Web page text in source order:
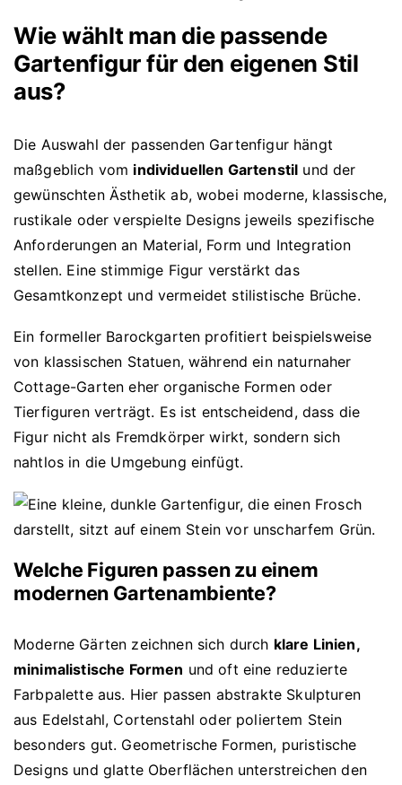
Wie wählt man die passende
Gartenfigur für den eigenen Stil
aus?
Die Auswahl der passenden Gartenfigur hängt
maßgeblich vom individuellen Gartenstil und der
gewünschten Ästhetik ab, wobei moderne, klassische,
rustikale oder verspielte Designs jeweils spezifische
Anforderungen an Material, Form und Integration
stellen. Eine stimmige Figur verstärkt das
Gesamtkonzept und vermeidet stilistische Brüche.
Ein formeller Barockgarten profitiert beispielsweise
von klassischen Statuen, während ein naturnaher
Cottage-Garten eher organische Formen oder
Tierfiguren verträgt. Es ist entscheidend, dass die
Figur nicht als Fremdkörper wirkt, sondern sich
nahtlos in die Umgebung einfügt.
Welche Figuren passen zu einem
modernen Gartenambiente?
Moderne Gärten zeichnen sich durch klare Linien,
minimalistische Formen und oft eine reduzierte
Farbpalette aus. Hier passen abstrakte Skulpturen
aus Edelstahl, Cortenstahl oder poliertem Stein
besonders gut. Geometrische Formen, puristische
Designs und glatte Oberflächen unterstreichen den